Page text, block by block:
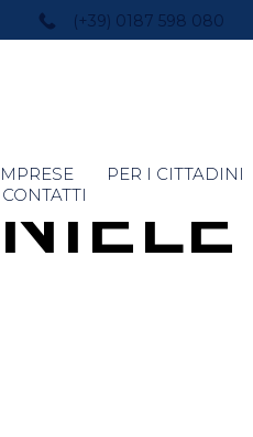
(+39) 0187 598 080
PER I CITTADINI
CONTATTI